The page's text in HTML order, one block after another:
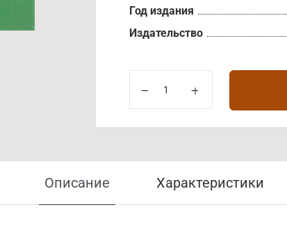
Год издания
Издательство
Описание Характеристики